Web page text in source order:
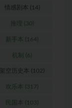
情感剧本 (14)
推理 (30)
新手本 (164)
机制 (6)
架空历史本 (102)
欢乐本 (317)
民国本 (103)